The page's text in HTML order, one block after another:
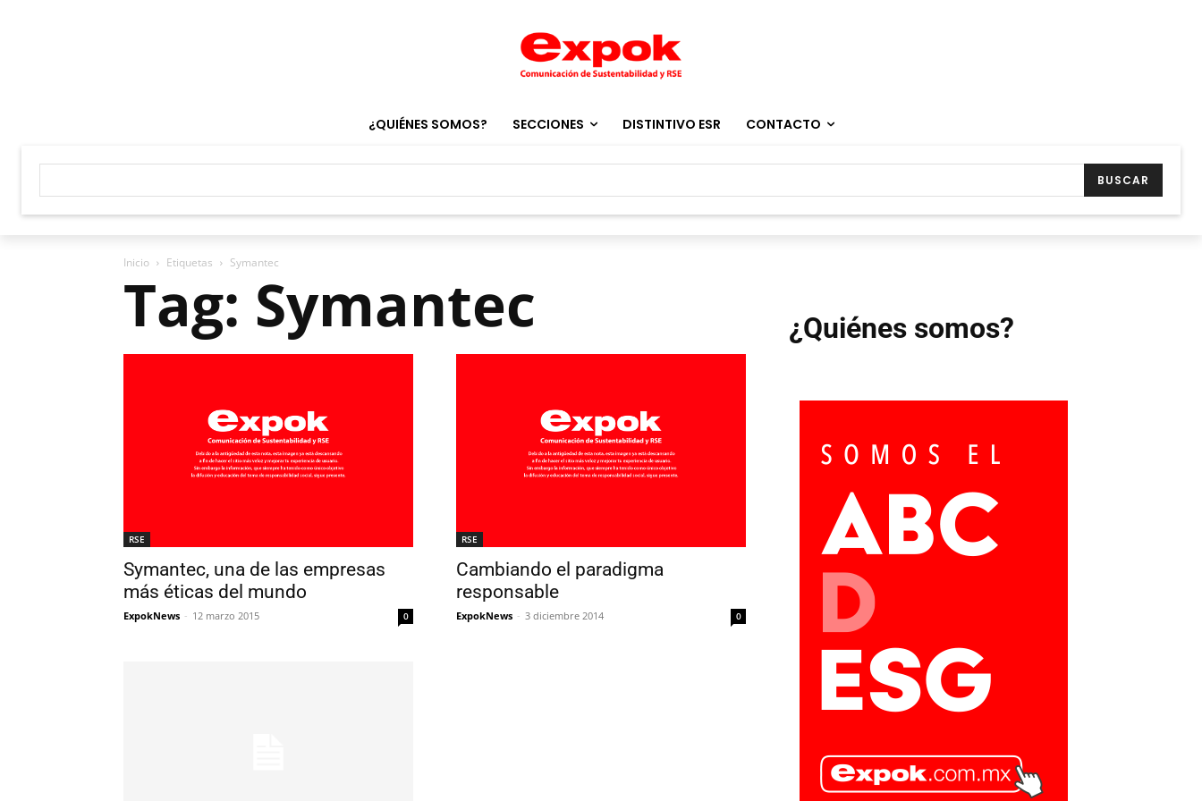
¿QUIÉNES SOMOS? SECCIONES DISTINTIVO ESR CONTACTO
BUSCAR
Inicio Etiquetas Symantec
Tag: Symantec
RSE
Symantec, una de las empresas
más éticas del mundo
ExpokNews - 12 marzo 2015 0
RSE
Cambiando el paradigma
responsable
ExpokNews - 3 diciembre 2014 0
¿Quiénes somos?